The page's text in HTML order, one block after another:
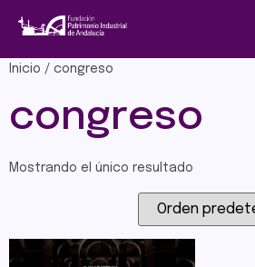
Inicio / congreso
congreso
Mostrando el único resultado